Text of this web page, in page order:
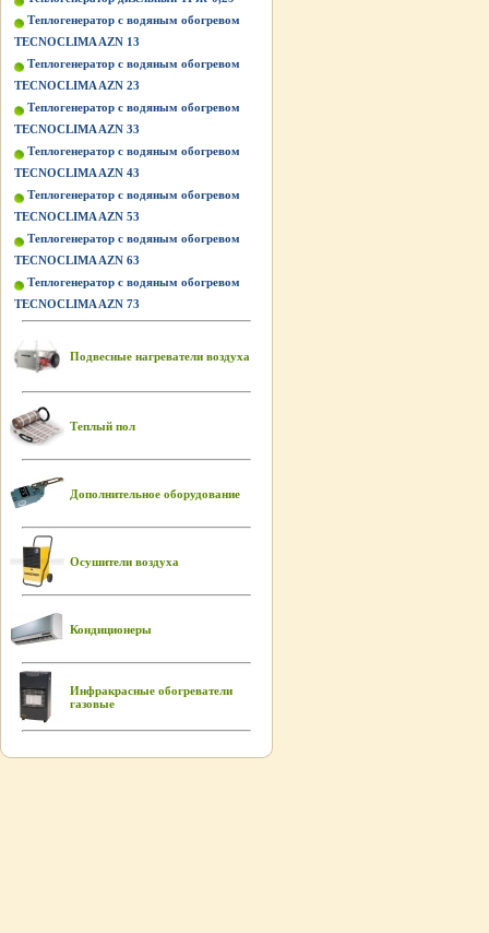
Теплогенератор с водяным обогревом
TECNOCLIMA AZN 13
Теплогенератор с водяным обогревом
TECNOCLIMA AZN 23
Теплогенератор с водяным обогревом
TECNOCLIMA AZN 33
Теплогенератор с водяным обогревом
TECNOCLIMA AZN 43
Теплогенератор с водяным обогревом
TECNOCLIMA AZN 53
Теплогенератор с водяным обогревом
TECNOCLIMA AZN 63
Теплогенератор с водяным обогревом
TECNOCLIMA AZN 73
Подвесные нагреватели воздуха
Теплый пол
Дополнительное оборудование
Осушители воздуха
Кондиционеры
Инфракрасные обогреватели
газовые